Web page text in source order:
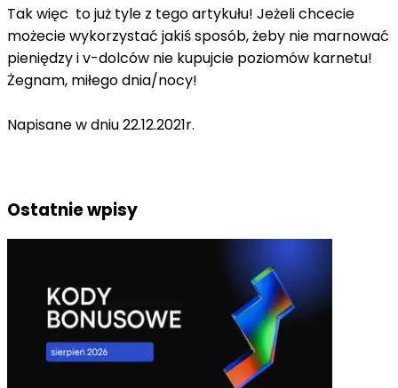
Tak więc to już tyle z tego artykułu! Jeżeli chcecie
możecie wykorzystać jakiś sposób, żeby nie marnować
pieniędzy i v-dolców nie kupujcie poziomów karnetu!
Żegnam, miłego dnia/nocy!
Napisane w dniu 22.12.2021r.
Ostatnie wpisy